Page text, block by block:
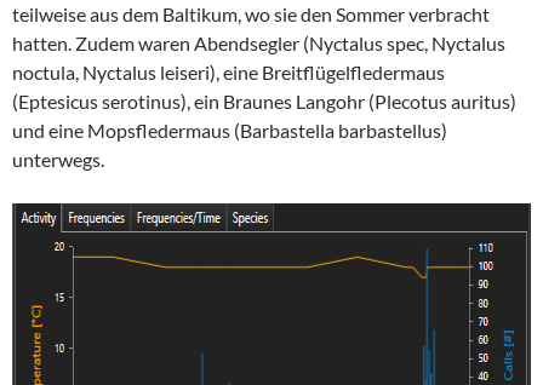
teilweise aus dem Baltikum, wo sie den Sommer verbracht
hatten. Zudem waren Abendsegler (Nyctalus spec, Nyctalus
noctula, Nyctalus leiseri), eine Breitflügelfledermaus
(Eptesicus serotinus), ein Braunes Langohr (Plecotus auritus)
und eine Mopsfledermaus (Barbastella barbastellus)
unterwegs.